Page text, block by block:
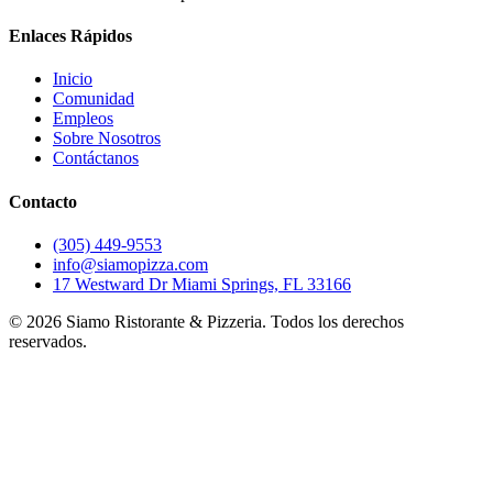
Enlaces Rápidos
Inicio
Comunidad
Empleos
Sobre Nosotros
Contáctanos
Contacto
(305) 449-9553
info@siamopizza.com
17 Westward Dr Miami Springs, FL 33166
© 2026 Siamo Ristorante & Pizzeria. Todos los derechos
reservados.